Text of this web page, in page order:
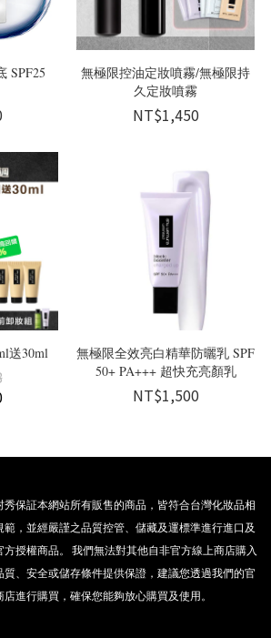
SPF25
無極限控油定妝噴霧/無極限持
久定妝噴霧
NT$1,450
送30ml
無極限全效亮白精華防曬乳 SPF
50+ PA+++ 超快充亮顏乳
NT$1,500
秀保証本網站所有販售的商品，皆符合台灣化妝品相
範，並經嚴謹之品質控管、儲藏及運標準進行進口及
方授權商品。 我們無法對其他自非官方線上商店購入
質、安全或儲存條件提供保證，建議您透過我們的官
店進行購買，確保您能夠放心購買及使用。